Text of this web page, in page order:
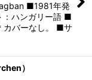
■1981年発
：ハンガリー語 ■
カバーなし。 ■サ
）